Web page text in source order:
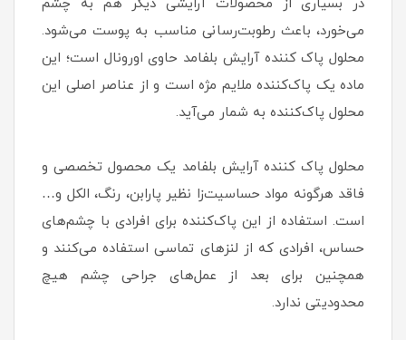
در بسیاری از محصولات آرایشی دیگر هم به چشم
می‌خورد، باعث رطوبت‌رسانی مناسب به پوست می‌شود.
محلول پاک کننده آرایش بلفامد حاوی اورونال است؛ این
ماده یک پاک‌کننده ملایم مژه است و از عناصر اصلی این
محلول پاک‌کننده به شمار می‌آید.
محلول پاک کننده آرایش بلفامد یک محصول تخصصی و
فاقد هرگونه مواد حساسیت‌زا نظیر پارابن، رنگ، الکل و…
است. استفاده از این پاک‌کننده برای افرادی با چشم‌های
حساس، افرادی که از لنزهای تماسی استفاده می‌کنند و
همچنین برای بعد از عمل‌های جراحی چشم هیچ
محدودیتی ندارد.